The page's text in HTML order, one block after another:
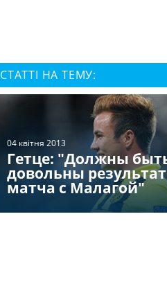
СТАТТІ НА ТЕМУ:
04 квітня 2013
Гетце: "Должны
довольны
матча с Малагой"